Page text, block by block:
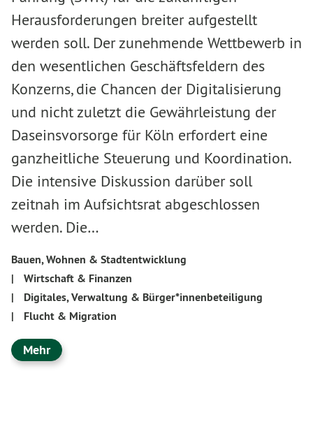
Herausforderungen breiter aufgestellt
werden soll. Der zunehmende Wettbewerb in
den wesentlichen Geschäftsfeldern des
Konzerns, die Chancen der Digitalisierung
und nicht zuletzt die Gewährleistung der
Daseinsvorsorge für Köln erfordert eine
ganzheitliche Steuerung und Koordination.
Die intensive Diskussion darüber soll
zeitnah im Aufsichtsrat abgeschlossen
werden. Die…
Bauen, Wohnen & Stadtentwicklung
|
Wirtschaft & Finanzen
|
Digitales, Verwaltung & Bürger*innenbeteiligung
|
Flucht & Migration
Mehr